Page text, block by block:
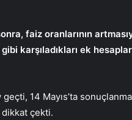
faiz oranlarının
karşıladıkları ek
14 Mayıs’ta
dikkat çekti.